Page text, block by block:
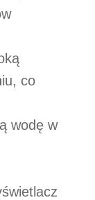
co
wodę w